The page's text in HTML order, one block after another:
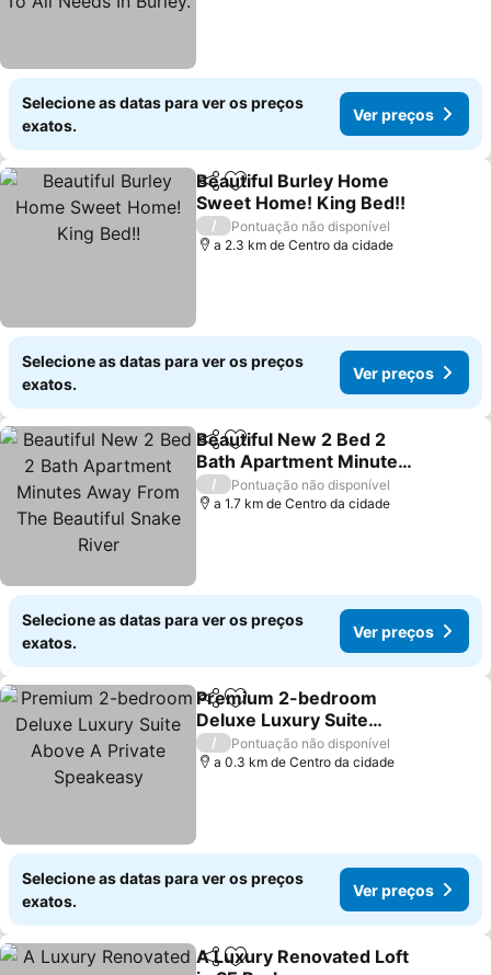
Selecione as datas para ver os preços
exatos.
Ver preços
PartilharAdicionar aos favoritos
Beautiful Burley Home
Sweet Home! King Bed!!
/
Pontuação não disponível
a 2.3 km de Centro da cidade
Selecione as datas para ver os preços
exatos.
Ver preços
PartilharAdicionar aos favoritos
Beautiful New 2 Bed 2
Bath Apartment Minutes
Away From The Beautiful
Snake River
/
Pontuação não disponível
a 1.7 km de Centro da cidade
Selecione as datas para ver os preços
exatos.
Ver preços
PartilharAdicionar aos favoritos
Premium 2-bedroom
Deluxe Luxury Suite
Above A Private
Speakeasy
/
Pontuação não disponível
a 0.3 km de Centro da cidade
Selecione as datas para ver os preços
exatos.
Ver preços
PartilharAdicionar aos favoritos
A Luxury Renovated Loft